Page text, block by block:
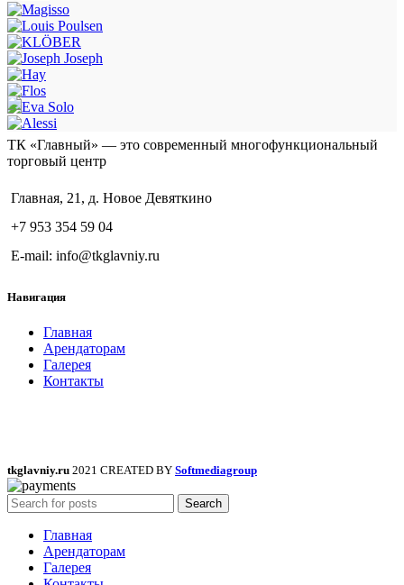
ТК «Главный» — это современный многофункциональный
торговый центр
Главная, 21, д. Новое Девяткино
+7 953 354 59 04
E-mail: info@tkglavniy.ru
Навигация
Главная
Арендаторам
Галерея
Контакты
tkglavniy.ru 2021 CREATED BY Softmediagroup
Search
Главная
Арендаторам
Галерея